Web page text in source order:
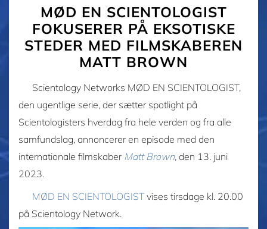
MØD EN SCIENTOLOGIST
FOKUSERER PÅ EKSOTISKE
STEDER MED FILMSKABEREN
MATT BROWN
Scientology Networks MØD EN SCIENTOLOGIST,
den ugentlige serie, der sætter spotlight på
Scientologisters hverdag fra hele verden og fra alle
samfundslag, annoncerer en episode med den
internationale filmskaber Matt Brown, den 13. juni
2023.
MØD EN SCIENTOLOGIST vises tirsdage kl. 20.00
på Scientology Network.